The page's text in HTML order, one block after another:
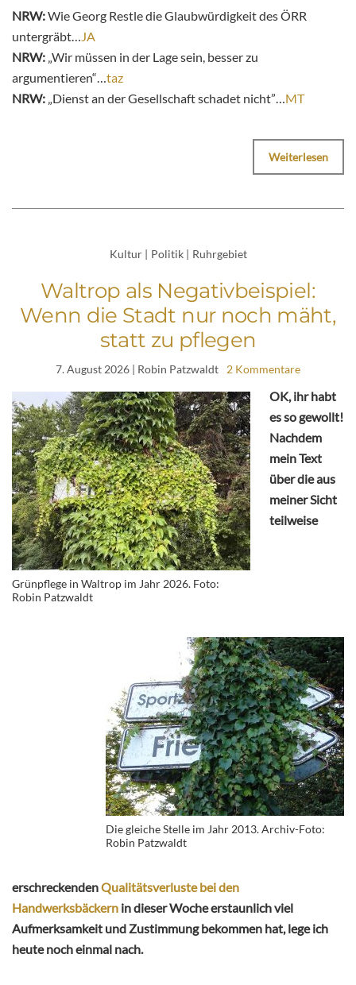
NRW:Wie Georg Restle die Glaubwürdigkeit des ÖRR
untergräbt…JA
NRW: „Wir müssen in der Lage sein, besser zu
argumentieren“…taz
NRW: „Dienst an der Gesellschaft schadet nicht”…MT
Weiterlesen
Kultur | Politik | Ruhrgebiet
Waltrop als Negativbeispiel:
Wenn die Stadt nur noch mäht,
statt zu pflegen
7. August 2026 | Robin Patzwaldt 2 Kommentare
Grünpflege in Waltrop im Jahr 2026. Foto:
Robin Patzwaldt
Die gleiche Stelle im Jahr 2013. Archiv-Foto:
Robin Patzwaldt
OK, ihr habt
es so gewollt!
Nachdem
mein Text
über die aus
meiner Sicht
teilweise
erschreckendenQualitätsverluste bei den
Handwerksbäckern in dieser Woche erstaunlich viel
Aufmerksamkeit und Zustimmung bekommen hat, lege ich
heute noch einmal nach.